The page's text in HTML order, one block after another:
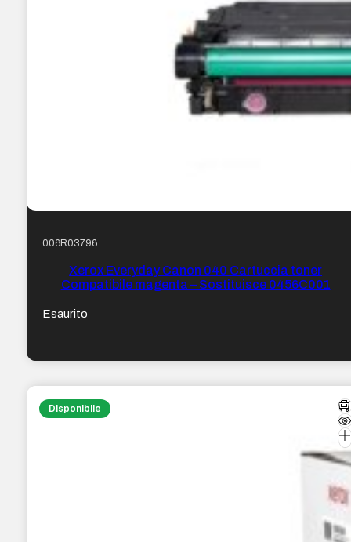
006R03796
Xerox Everyday Canon 040 Cartuccia toner
Compatibile magenta – Sostituisce 0456C001
Esaurito
Disponibile